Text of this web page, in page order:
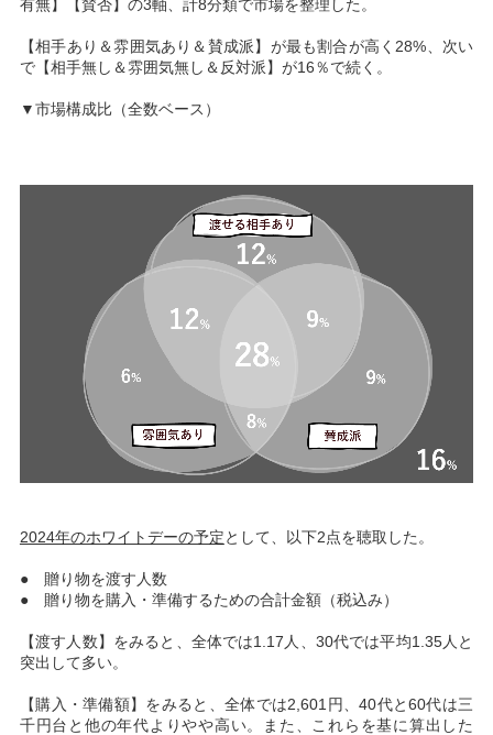
有無】【賛否】の3軸、計8分類で市場を整理した。
【相手あり＆雰囲気あり＆賛成派】が最も割合が高く28%、次い
で【相手無し＆雰囲気無し＆反対派】が16％で続く。
▼市場構成比（全数ベース）
2024年のホワイトデーの予定として、以下2点を聴取した。
● 贈り物を渡す人数
● 贈り物を購入・準備するための合計金額（税込み）
【渡す人数】をみると、全体では1.17人、30代では平均1.35人と
突出して多い。
【購入・準備額】をみると、全体では2,601円、40代と60代は三
千円台と他の年代よりやや高い。また、これらを基に算出した